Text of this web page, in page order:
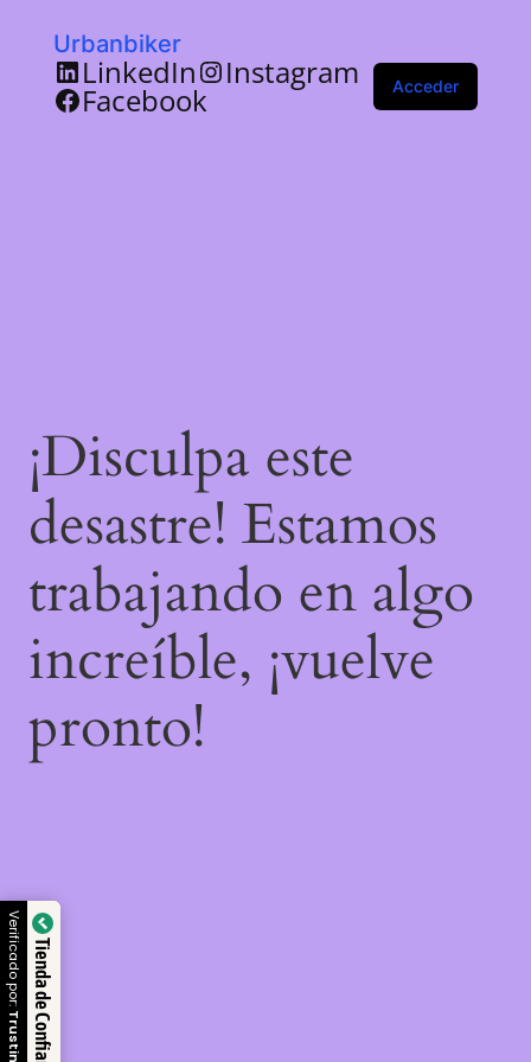
Urbanbiker
LinkedIn Instagram
Facebook Acceder
¡Disculpa este
desastre! Estamos
trabajando en algo
increíble, ¡vuelve
pronto!
Tienda de Confianza
Verificado por: